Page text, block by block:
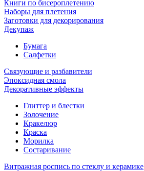
Книги по бисероплетению
Наборы для плетения
Заготовки для декорирования
Декупаж
Бумага
Салфетки
Связующие и разбавители
Эпоксидная смола
Декоративные эффекты
Глиттер и блестки
Золочение
Кракелюр
Краска
Морилка
Состаривание
Витражная роспись по стеклу и керамике